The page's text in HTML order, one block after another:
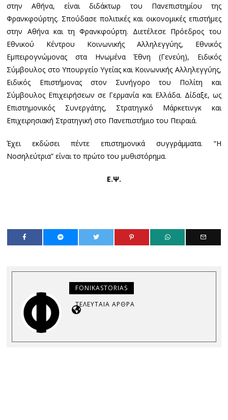
στην Αθήνα, είναι διδάκτωρ του Πανεπιστημίου της
Φρανκφούρτης. Σπούδασε πολιτικές και οικονομικές επιστήμες
στην Αθήνα και τη Φρανκφούρτη. Διετέλεσε Πρόεδρος του
Εθνικού Κέντρου Κοινωνικής Αλληλεγγύης, Εθνικός
Εμπειρογνώμονας στα Ηνωμένα Έθνη (Γενεύη), Ειδικός
Σύμβουλος στο Υπουργείο Υγείας και Κοινωνικής Αλληλεγγύης,
Ειδικός Επιστήμονας στον Συνήγορο του Πολίτη και
Σύμβουλος Επιχειρήσεων σε Γερμανία και Ελλάδα. Δίδαξε, ως
Επιστημονικός Συνεργάτης, Στρατηγικό Μάρκετινγκ και
Επιχειρησιακή Στρατηγική στο Πανεπιστήμιο του Πειραιά.
Έχει εκδώσει πέντε επιστημονικά συγγράμματα. “Η
Νοσηλεύτρια” είναι το πρώτο του μυθιστόρημα.
Ε.Ψ.
FONIKASTORIAS
ΤΕΛΕΥΤΑΊΑ ΆΡΘΡΑ